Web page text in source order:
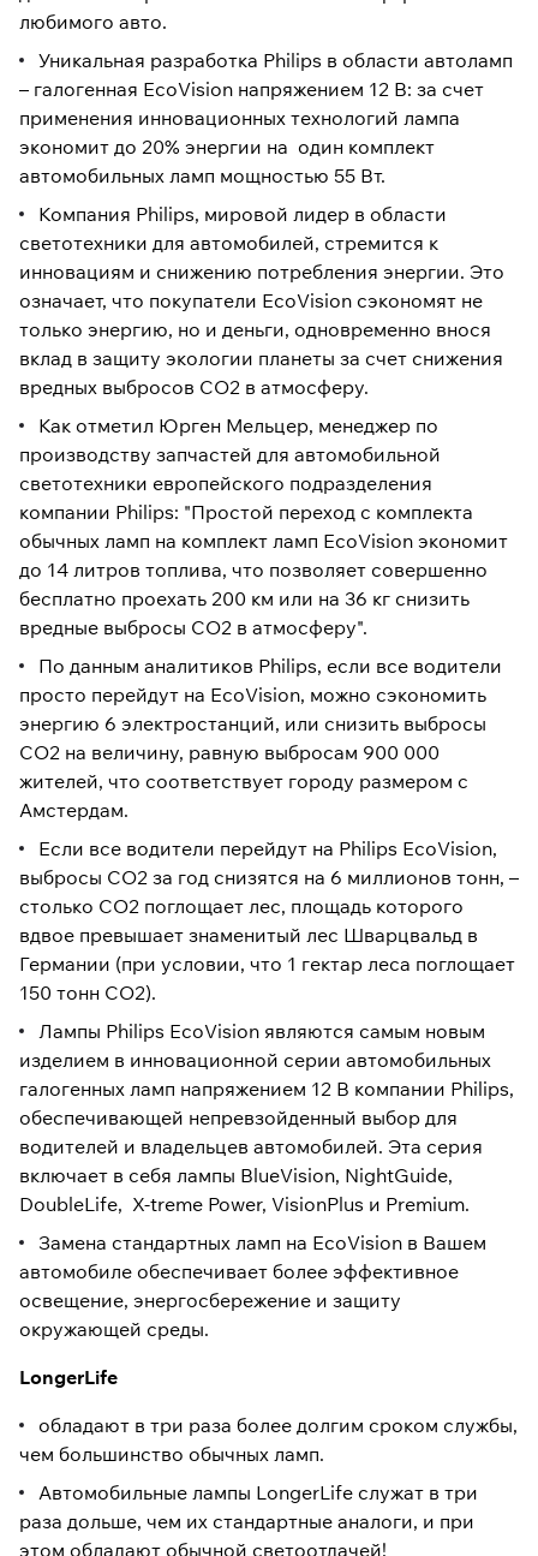
любимого авто.
Уникальная разработка Philips в области автоламп
– галогенная EcoVision напряжением 12 В: за счет
применения инновационных технологий лампа
экономит до 20% энергии на один комплект
автомобильных ламп мощностью 55 Вт.
Компания Philips, мировой лидер в области
светотехники для автомобилей, стремится к
инновациям и снижению потребления энергии. Это
означает, что покупатели EcoVision сэкономят не
только энергию, но и деньги, одновременно внося
вклад в защиту экологии планеты за счет снижения
вредных выбросов CO2 в атмосферу.
Как отметил Юрген Мельцер, менеджер по
производству запчастей для автомобильной
светотехники европейского подразделения
компании Philips: "Простой переход с комплекта
обычных ламп на комплект ламп EcoVision экономит
до 14 литров топлива, что позволяет совершенно
бесплатно проехать 200 км или на 36 кг снизить
вредные выбросы CO2 в атмосферу".
По данным аналитиков Philips, если все водители
просто перейдут на EcoVision, можно сэкономить
энергию 6 электростанций, или снизить выбросы
CO2 на величину, равную выбросам 900 000
жителей, что соответствует городу размером с
Амстердам.
Если все водители перейдут на Philips EcoVision,
выбросы CO2 за год снизятся на 6 миллионов тонн, –
столько CO2 поглощает лес, площадь которого
вдвое превышает знаменитый лес Шварцвальд в
Германии (при условии, что 1 гектар леса поглощает
150 тонн CO2).
Лампы Philips EcoVision являются самым новым
изделием в инновационной серии автомобильных
галогенных ламп напряжением 12 В компании Philips,
обеспечивающей непревзойденный выбор для
водителей и владельцев автомобилей. Эта серия
включает в себя лампы BlueVision, NightGuide,
DoubleLife, X-treme Power, VisionPlus и Premium.
Замена стандартных ламп на EcoVision в Вашем
автомобиле обеспечивает более эффективное
освещение, энергосбережение и защиту
окружающей среды.
LongerLife
обладают в три раза более долгим сроком службы,
чем большинство обычных ламп.
Автомобильные лампы LongerLife служат в три
раза дольше, чем их стандартные аналоги, и при
этом обладают обычной светоотдачей!